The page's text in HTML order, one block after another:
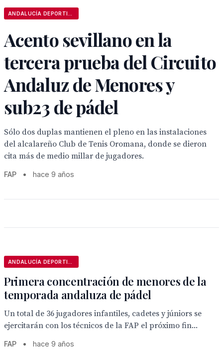
Acento sevillano en la
tercera prueba del Circuito
Andaluz de Menores y
sub23 de pádel
Sólo dos duplas mantienen el pleno en las instalaciones
del alcalareño Club de Tenis Oromana, donde se dieron
cita más de medio millar de jugadores.
FAP • hace 9 años
Primera concentración de menores de la
temporada andaluza de pádel
Un total de 36 jugadores infantiles, cadetes y júniors se
ejercitarán con los técnicos de la FAP el próximo fin...
FAP • hace 9 años